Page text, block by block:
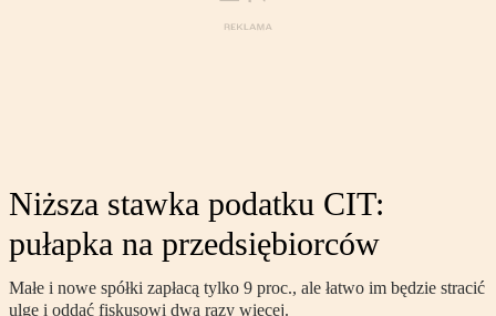
Niższa stawka podatku CIT:
pułapka na przedsiębiorców
Małe i nowe spółki zapłacą tylko 9 proc., ale łatwo im będzie stracić
ulgę i oddać fiskusowi dwa razy więcej.